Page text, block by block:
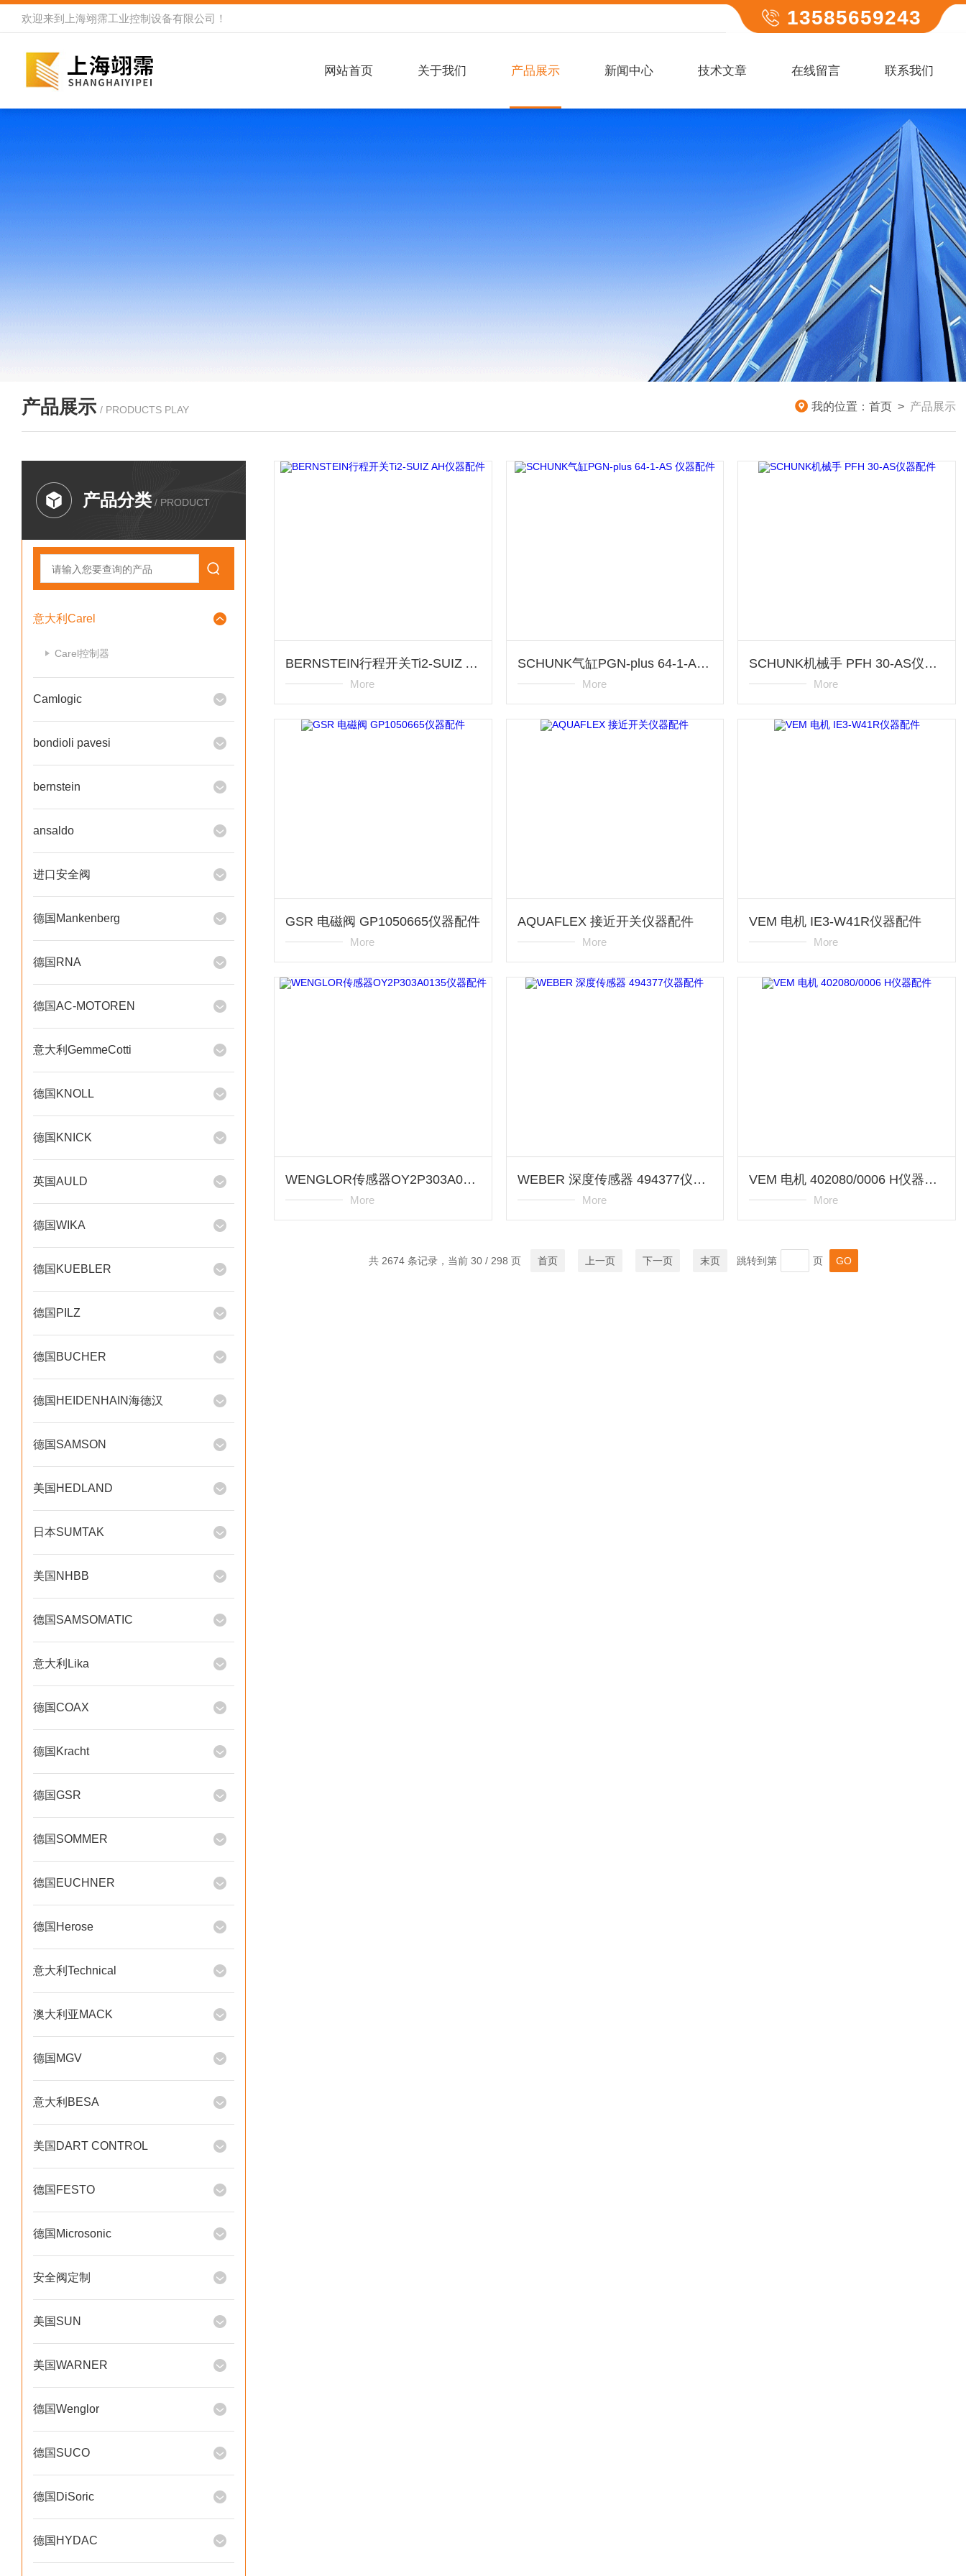
欢迎来到 上海翊霈工业控制设备有限公司 ！ 13585659243
网站首页 关于我们 产品展示 新闻中心 技术文章 在线留言 联系我们
产品展示 / PRODUCTS PLAY 我的位置： 首页 > 产品展示
产品分类 / PRODUCT
意大利Carel
Carel控制器
Camlogic
bondioli pavesi
bernstein
ansaldo
进口安全阀
德国Mankenberg
德国RNA
德国AC-MOTOREN
意大利GemmeCotti
德国KNOLL
德国KNICK
英国AULD
德国WIKA
德国KUEBLER
德国PILZ
德国BUCHER
德国HEIDENHAIN海德汉
德国SAMSON
美国HEDLAND
日本SUMTAK
美国NHBB
德国SAMSOMATIC
意大利Lika
德国COAX
德国Kracht
德国GSR
德国SOMMER
德国EUCHNER
德国Herose
意大利Technical
澳大利亚MACK
德国MGV
意大利BESA
美国DART CONTROL
德国FESTO
德国Microsonic
安全阀定制
美国SUN
美国WARNER
德国Wenglor
德国SUCO
德国DiSoric
德国HYDAC
BERNSTEIN行程开关Ti2-SUIZ AH仪器配件
More
SCHUNK气缸PGN-plus 64-1-AS 仪器配件
More
SCHUNK机械手 PFH 30-AS仪器配件
More
GSR 电磁阀 GP1050665仪器配件
More
AQUAFLEX 接近开关仪器配件
More
VEM 电机 IE3-W41R仪器配件
More
WENGLOR传感器OY2P303A0135仪器配件
More
WEBER 深度传感器 494377仪器配件
More
VEM 电机 402080/0006 H仪器配件
More
共 2674 条记录，当前 30 / 298 页 首页 上一页 下一页 末页 跳转到第 页